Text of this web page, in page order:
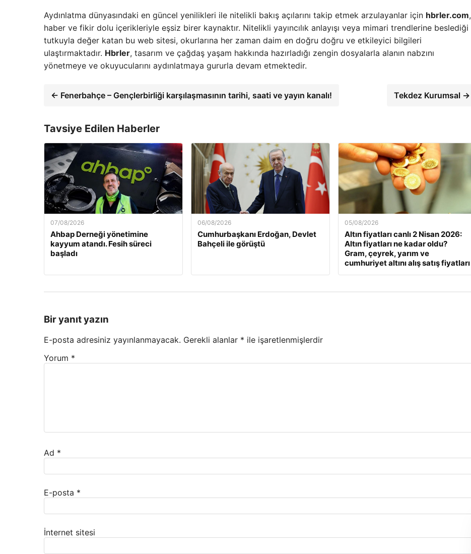
Aydınlatma dünyasındaki en güncel yenilikleri ile nitelikli bakış açılarını takip etmek arzulayanlar için hbrler.com,
haber ve fikir dolu içerikleriyle eşsiz birer kaynaktır. Nitelikli yayıncılık anlayışı veya mimari trendlerine beslediği
tutkuyla değer katan bu web sitesi, okurlarına her zaman daim en doğru doğru ve etkileyici bilgileri
ulaştırmaktadır. Hbrler, tasarım ve çağdaş yaşam hakkında hazırladığı zengin dosyalarla alanın nabzını
yönetmeye ve okuyucularını aydınlatmaya gururla devam etmektedir.
← Fenerbahçe – Gençlerbirliği karşılaşmasının tarihi, saati ve yayın kanalı! Tekdez Kurumsal →
Tavsiye Edilen Haberler
07/08/2026
Ahbap Derneği yönetimine
kayyum atandı. Fesih süreci
başladı
06/08/2026
Cumhurbaşkanı Erdoğan, Devlet
Bahçeli ile görüştü
05/08/2026
Altın fiyatları canlı 2 Nisan 2026:
Altın fiyatları ne kadar oldu?
Gram, çeyrek, yarım ve
cumhuriyet altını alış satış fiyatları
Bir yanıt yazın
E-posta adresiniz yayınlanmayacak. Gerekli alanlar * ile işaretlenmişlerdir
Yorum *
Ad *
E-posta *
İnternet sitesi